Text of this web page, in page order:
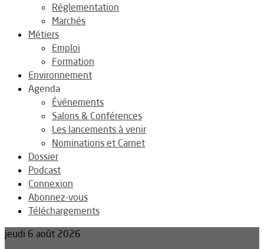
Réglementation
Marchés
Métiers
Emploi
Formation
Environnement
Agenda
Événements
Salons & Conférences
Les lancements à venir
Nominations et Carnet
Dossier
Podcast
Connexion
Abonnez-vous
Téléchargements
jeudi 6 août 2026